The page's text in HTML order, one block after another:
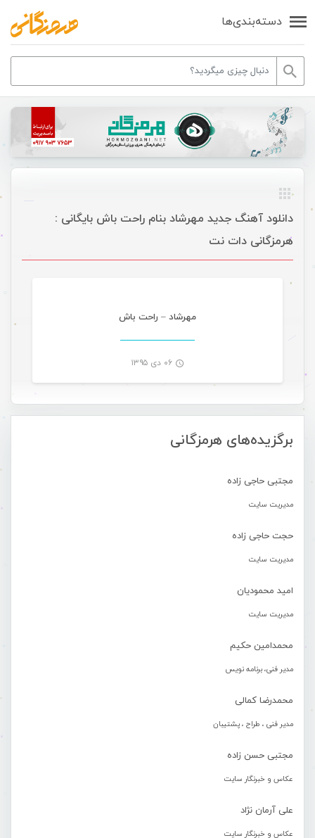
دسته‌بندی‌ها
برگزیده‌های هرمزگانی
مجتبی حاجی زاده
مدیریت سایت
حجت حاجی زاده
مدیریت سایت
امید محمودیان
مدیریت سایت
محمدامین حکیم
مدیر فنی، برنامه نویس
محمدرضا کمالی
مدیر فنی ، طراح ، پشتیبان
مجتبی حسن زاده
عکاس و خبرنگار سایت
علی آرمان نژاد
عکاس و خبرنگار سایت
دانلود آهنگ جدید مهرشاد بنام راحت باش بایگانی :
هرمزگانی دات نت
مهرشاد – راحت باش
۰۶ دی ۱۳۹۵